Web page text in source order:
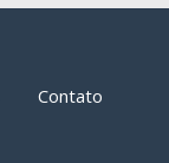
Contato